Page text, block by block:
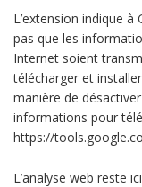
L’extension indique
pas que les
Internet soient
télécharger et
manière de
informations pour
https://
L’analyse web reste